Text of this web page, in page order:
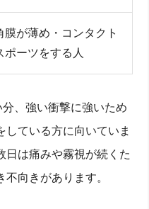
膜が薄め・コンタクト
ポーツをする人
、強い衝撃に強いため
している方に向いていま
日は痛みや霧視が続くた
向きがあります。
応度数と「できない」
イナス6Dを超える場合
と手術できない原因